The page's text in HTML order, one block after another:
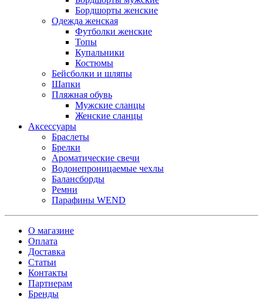
Бордшорты женские
Одежда женская
Футболки женские
Топы
Купальники
Костюмы
Бейсболки и шляпы
Шапки
Пляжная обувь
Мужские сланцы
Женские сланцы
Аксессуары
Браслеты
Брелки
Ароматические свечи
Водонепроницаемые чехлы
Балансборды
Ремни
Парафины WEND
О магазине
Оплата
Доставка
Статьи
Контакты
Партнерам
Бренды